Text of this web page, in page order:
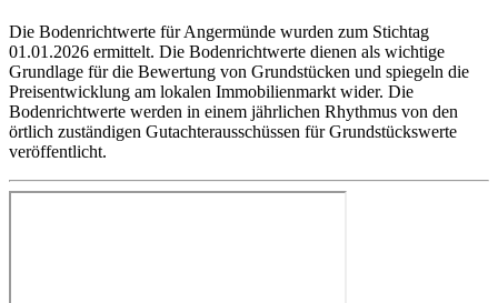
Die Bodenrichtwerte für Angermünde wurden zum Stichtag
01.01.2026 ermittelt. Die Bodenrichtwerte dienen als wichtige
Grundlage für die Bewertung von Grundstücken und spiegeln die
Preisentwicklung am lokalen Immobilienmarkt wider. Die
Bodenrichtwerte werden in einem jährlichen Rhythmus von den
örtlich zuständigen Gutachterausschüssen für Grundstückswerte
veröffentlicht.